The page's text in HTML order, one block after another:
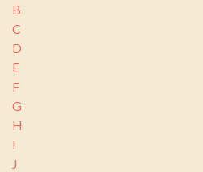
B
C
D
E
F
G
H
I
J